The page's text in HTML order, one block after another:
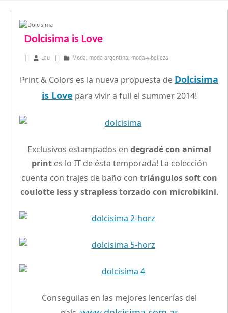
Dolcisima is Love
octubre 25, 2013
Lau Moda, moda argentina, moda-y-belleza
Print & Colors es la nueva propuesta de Dolcisima
is Love para vivir a full el summer 2014!
Exclusivos estampados en degradé con animal
printes lo IT de ésta temporada! La colección
cuenta con trajes de baño con triángulos soft con
coulotte less y strapless torzado con microbikini.
Conseguilas en las mejores lencerías del